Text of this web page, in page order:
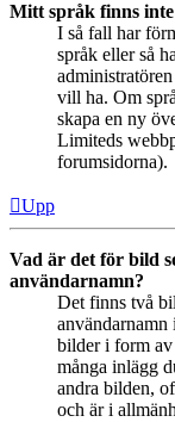
Mitt språk finns
I så fall har
språk eller så
vill ha. Om
skapa en ny
Limiteds
forumsidorna).
Upp
Vad är det för bild
användarnamn?
Det finns två
användarnamn
bilder i form
många inlägg
andra bilden,
och är i